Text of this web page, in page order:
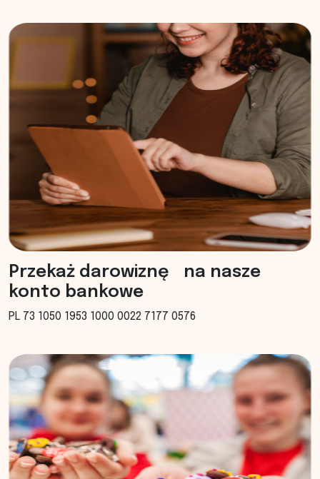
Przekaż darowiznę na nasze
konto bankowe
PL 73 1050 1953 1000 0022 7177 0576